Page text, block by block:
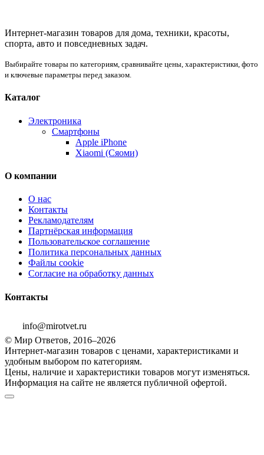
Интернет-магазин товаров для дома, техники, красоты,
спорта, авто и повседневных задач.
Выбирайте товары по категориям, сравнивайте цены, характеристики, фото
и ключевые параметры перед заказом.
Каталог
Электроника
Смартфоны
Apple iPhone
Xiaomi (Сяоми)
О компании
О нас
Контакты
Рекламодателям
Партнёрская информация
Пользовательское соглашение
Политика персональных данных
Файлы cookie
Согласие на обработку данных
Контакты
info@mirotvet.ru
© Мир Ответов, 2016–2026
Интернет-магазин товаров с ценами, характеристиками и
удобным выбором по категориям.
Цены, наличие и характеристики товаров могут изменяться.
Информация на сайте не является публичной офертой.